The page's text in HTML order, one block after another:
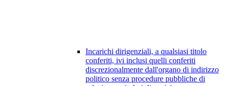
Incarichi dirigenziali, a qualsiasi titolo
conferiti, ivi inclusi quelli conferiti
discrezionalmente dall'organo di indirizzo
politico senza procedure pubbliche di